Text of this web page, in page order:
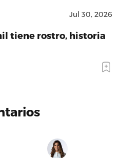
Jul 30, 2026
tiene rostro, historia